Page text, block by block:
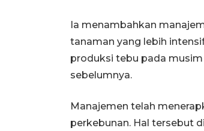
Ia menambahkan
tanaman yang lebih
produksi tebu pada
sebelumnya.
Manajemen telah
perkebunan. Hal tersebut